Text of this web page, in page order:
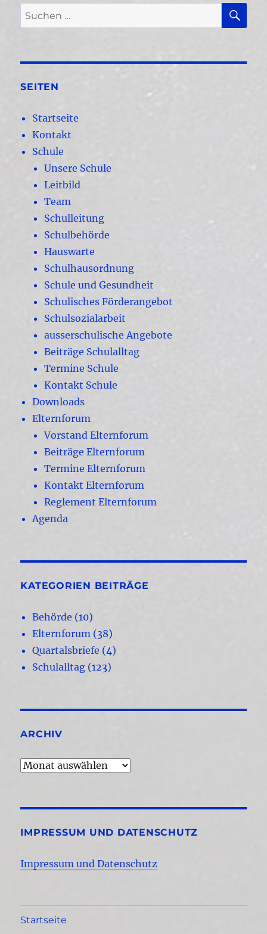
Suchen
nach:
SEITEN
Startseite
Kontakt
Schule
Unsere Schule
Leitbild
Team
Schulleitung
Schulbehörde
Hauswarte
Schulhausordnung
Schule und Gesundheit
Schulisches Förderangebot
Schulsozialarbeit
ausserschulische Angebote
Beiträge Schulalltag
Termine Schule
Kontakt Schule
Downloads
Elternforum
Vorstand Elternforum
Beiträge Elternforum
Termine Elternforum
Kontakt Elternforum
Reglement Elternforum
Agenda
KATEGORIEN BEITRÄGE
Behörde (10)
Elternforum (38)
Quartalsbriefe (4)
Schulalltag (123)
ARCHIV
Archiv
IMPRESSUM UND DATENSCHUTZ
Impressum und Datenschutz
Startseite